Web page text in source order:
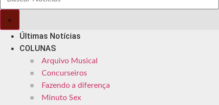
Últimas Notícias
COLUNAS
Arquivo Musical
Concurseiros
Fazendo a diferença
Minuto Sex